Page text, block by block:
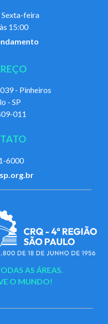
Sexta-feira
15:00
- Pinheiros
- SP
011
6000
AS ÁREAS.
O MUNDO!